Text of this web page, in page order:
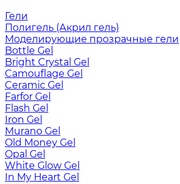
Гели
Полигель (Акрил гель)
Моделирующие прозрачные гели
Bottle Gel
Bright Crystal Gel
Camouflage Gel
Ceramic Gel
Farfor Gel
Flash Gel
Iron Gel
Murano Gel
Old Money Gel
Opal Gel
White Glow Gel
In My Heart Gel